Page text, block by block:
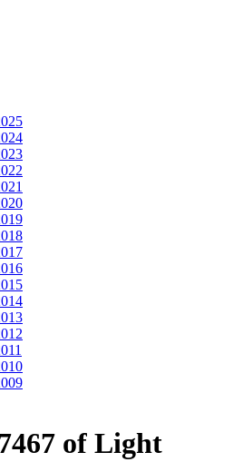
of Light